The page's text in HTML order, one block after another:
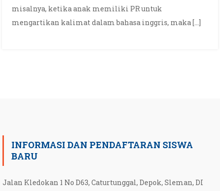
misalnya, ketika anak memiliki PR untuk
mengartikan kalimat dalam bahasa inggris, maka […]
INFORMASI DAN PENDAFTARAN SISWA
BARU
Jalan Kledokan 1 No D63, Caturtunggal, Depok, Sleman, DI